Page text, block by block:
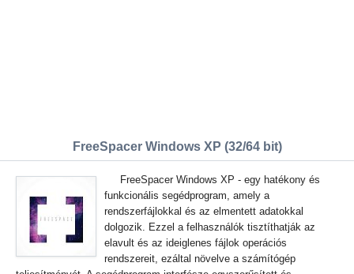
FreeSpacer Windows XP (32/64 bit)
FreeSpacer Windows XP - egy hatékony és
funkcionális segédprogram, amely a
rendszerfájlokkal és az elmentett adatokkal
dolgozik. Ezzel a felhasználók tisztíthatják az
elavult és az ideiglenes fájlok operációs
rendszereit, ezáltal növelve a számítógép